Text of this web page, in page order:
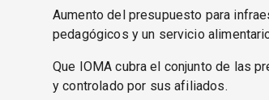
Aumento del presupuesto para
pedagógicos y un servicio
Que IOMA cubra el conjunto de las
y controlado por sus afiliados.